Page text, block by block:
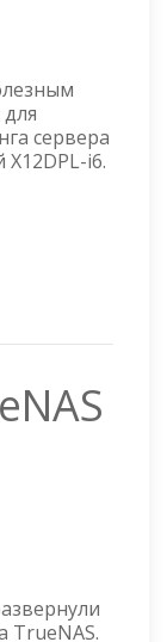
сервера
i6.
TrueNAS.